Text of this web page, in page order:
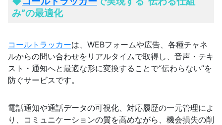
み”の最適化
コールトラッカーは、WEBフォームや広告、各種チャネ
ルからの問い合わせをリアルタイムで取得し、音声・テキ
スト・通知へと最適な形に変換することで“伝わらない”を
防ぐサービスです。
電話通知や通話データの可視化、対応履歴の一元管理によ
り、コミュニケーションの質を高めながら、機会損失の削